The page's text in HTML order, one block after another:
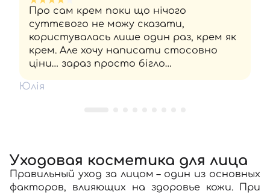
Про сам крем поки що нічого
суттєвого не можу сказати,
користувалась лише один раз, крем як
крем. Але хочу написати стосовно
ціни… зараз просто бігло
інших подібних сайтах 645 - 690 грн, а
уважніше відслідковувати
актуальність цін. Як би я помітила це
раніше, я б тут не замовляла саме цей
Юлія
Уходовая косметика для лица
Правильный уход за лицом – один из основных
факторов, влияющих на здоровье кожи. При